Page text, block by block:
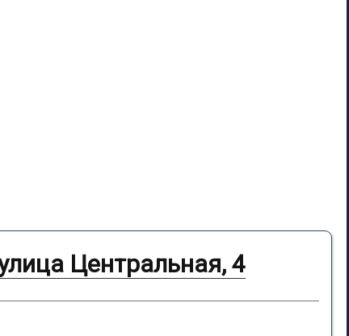
Центральная, 4